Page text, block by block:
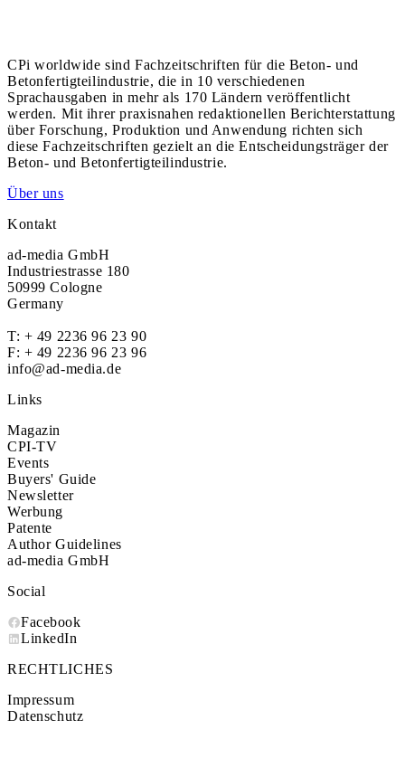
CPi worldwide sind Fachzeitschriften für die Beton- und
Betonfertigteilindustrie, die in 10 verschiedenen
Sprachausgaben in mehr als 170 Ländern veröffentlicht
werden. Mit ihrer praxisnahen redaktionellen Berichterstattung
über Forschung, Produktion und Anwendung richten sich
diese Fachzeitschriften gezielt an die Entscheidungsträger der
Beton- und Betonfertigteilindustrie.
Über uns
Kontakt
ad-media GmbH
Industriestrasse 180
50999 Cologne
Germany
T: + 49 2236 96 23 90
F: + 49 2236 96 23 96
info@ad-media.de
Links
Magazin
CPI-TV
Events
Buyers' Guide
Newsletter
Werbung
Patente
Author Guidelines
ad-media GmbH
Social
Facebook
LinkedIn
RECHTLICHES
Impressum
Datenschutz